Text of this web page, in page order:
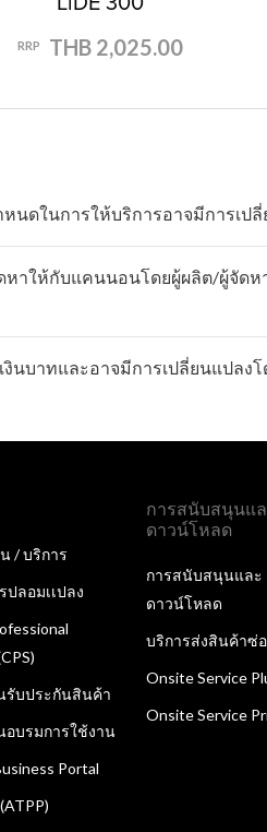
RRP THB 2,025.00
นดในการให้บริการอาจมีการเป
าให้กับแคนนอนโดยผู้ผลิต/ผู้จัด
นบาทและอาจมีการเปลี่ยนแปลง
/ บริการ
ปลอมเเปลง
รับประกันสินค้า
อบรมการใช้งาน
Portal
การสนับสนุนแ
ดาวน์โหลด
การสนับสนุนและ
ดาวน์โหลด
บริการส่งสินค้าซ่
Onsite Service
Onsite Service